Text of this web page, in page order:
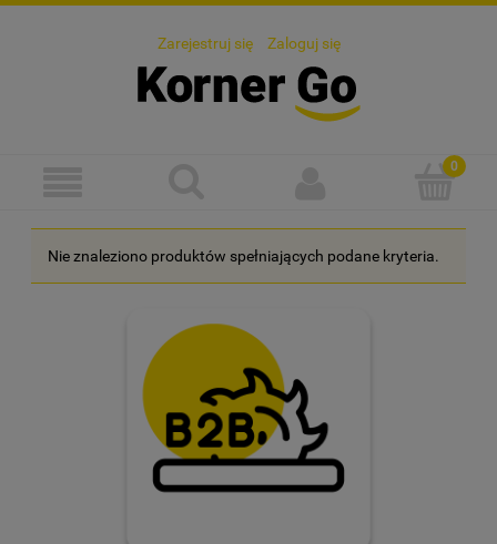
Zarejestruj się Zaloguj się
Nie znaleziono produktów spełniających podane kryteria.